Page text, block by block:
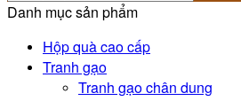
Danh mục sản phẩm
Hộp quà cao cấp
Tranh gạo
Tranh gạo chân dung